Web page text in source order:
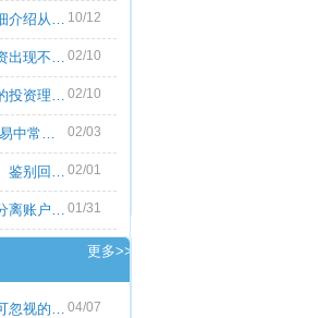
外汇开户流程一文详细介绍从零到一 10/12
【外汇入门】外汇投资出现不良心态的原 02/10
外汇：中国未来最大的投资理财市场 02/10
外汇基础知识 外汇交易中常见的外汇专用 02/03
【突破、回踩、确认】鉴别回撤和倒退 02/01
外汇隔离账户与外汇分离账户的区别 01/31
更多>>
外汇返佣：交易者不可忽视的隐藏收益 04/07